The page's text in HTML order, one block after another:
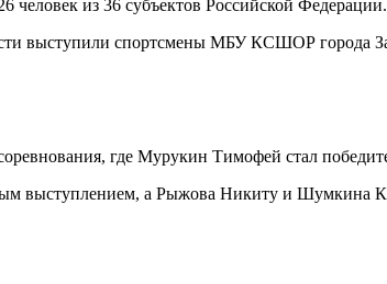
человек из 36 субъектов Российской Федерации.
выступили спортсмены МБУ КСШОР города
где Мурукин Тимофей стал
выступлением, а Рыжова Никиту и Шумкина